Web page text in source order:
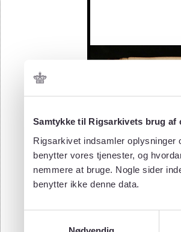
Samtykke til Rigsarkivets brug af
Rigsarkivet indsamler
benytter vores tjenester, og
nemmere at bruge. Nogle sider
benytter ikke denne data.